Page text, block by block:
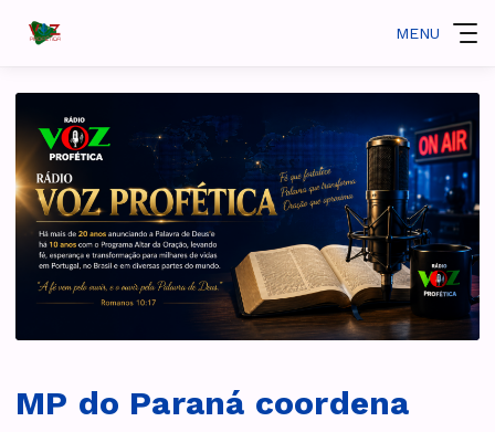
MENU
MP do Paraná coordena